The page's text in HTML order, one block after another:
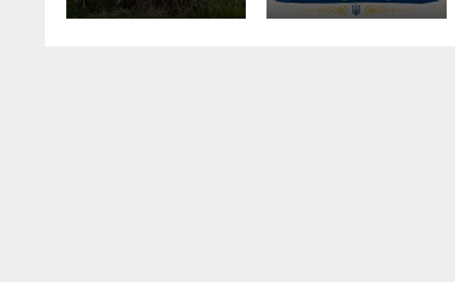
Дрогобичі:
“врятовано” 4
виступатимуть
спортивні клубів